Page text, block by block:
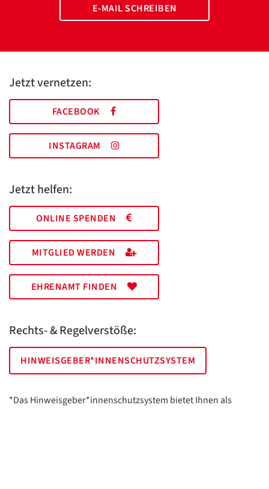
E-MAIL SCHREIBEN
Jetzt vernetzen:
FACEBOOK
INSTAGRAM
Jetzt helfen:
ONLINE SPENDEN
MITGLIED WERDEN
EHRENAMT FINDEN
Rechts- & Regelverstöße:
HINWEISGEBER*INNENSCHUTZSYSTEM
*Das Hinweisgeber*innenschutzsystem bietet Ihnen als